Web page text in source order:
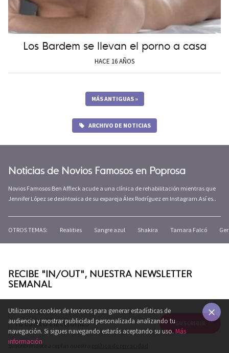
Los Bardem se llevan el porno a casa
HACE 16 AÑOS
MÁS ANTIGUAS »
ARCHIVO DE NOTICIAS
Noticias de Novios Famosos en Poprosa
Novios Famosos:Ben Affleck acude a una clínica de rehabilitación mientras que
Jennifer López se desintoxica de su expareja Álex Rodríguez en Instagram.Así es..
OTROS TEMAS: Realities Sangre azul Shakira Tamara Falcó
RECIBE "IN/OUT", NUESTRA NEWSLETTER
SEMANAL
Suscribiéndote aceptas nuestra
Utilizamos cookies de terceros para generar estadísticas de
audiencia y mostrar publicidad personalizada analizando tu
navegación. Si sigues navegando estarás aceptando su uso. Más
información